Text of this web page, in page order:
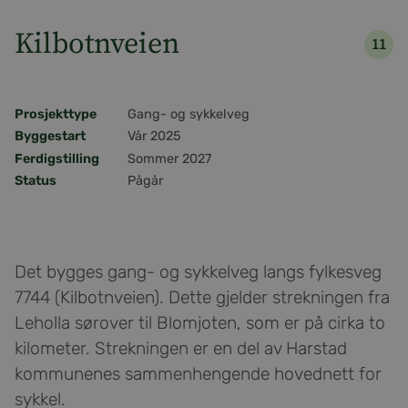
Kilbotnveien 11
Prosjekttype
Gang- og sykkelveg
Byggestart
Vår 2025
Ferdigstilling
Sommer 2027
Status
Pågår
Det bygges gang- og sykkelveg langs fylkesveg
7744 (Kilbotnveien). Dette gjelder strekningen fra
Leholla sørover til Blomjoten, som er på cirka to
kilometer. Strekningen er en del av Harstad
kommunenes sammenhengende hovednett for
sykkel.